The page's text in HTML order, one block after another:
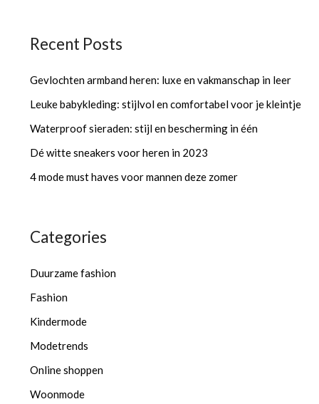
Recent Posts
Gevlochten armband heren: luxe en vakmanschap in leer
Leuke babykleding: stijlvol en comfortabel voor je kleintje
Waterproof sieraden: stijl en bescherming in één
Dé witte sneakers voor heren in 2023
4 mode must haves voor mannen deze zomer
Categories
Duurzame fashion
Fashion
Kindermode
Modetrends
Online shoppen
Woonmode